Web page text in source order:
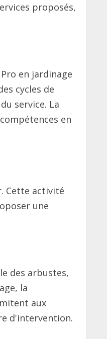
proposés,
en jardinage
cycles de
service. La
en
Cette activité
une
des arbustes,
la
aux
d'intervention.